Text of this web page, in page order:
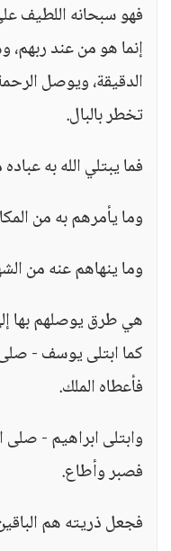
فهو سبحانه اللطيف
إنما هو من عند ربهم،
الدقيقة، ويوصل
تخطر بالبال.
فما يبتلي الله به
وما يأمرهم به من
وما ينهاهم عنه من
هي طرق يوصلهم بها
كما ابتلى يوسف -
فأعطاه الملك.
وابتلى ابراهيم -
فصبر وأطاع.
فجعل ذريته هم